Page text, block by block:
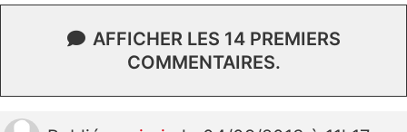
AFFICHER LES 14 PREMIERS
COMMENTAIRES.